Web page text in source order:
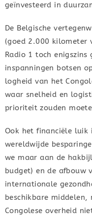
geïnvesteerd in
De Belgische
(goed 2.000 kilometer
Radio 1 toch
inspanningen botsen
logheid van het
waar snelheid en
prioriteit zouden
Ook het financiële luik
wereldwijde
we maar aan de
budget) en de afbouw
internationale
beschikbare
Congolese overheid